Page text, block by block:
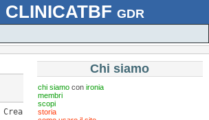
CLINICATBF gdr
Crea
Chi siamo
chi siamocon ironia
membri
scopi
storia